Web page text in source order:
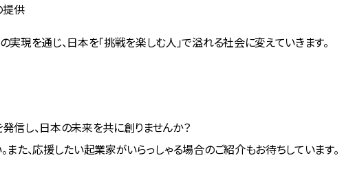
提供
現を通じ、日本を「挑戦を楽しむ人」で溢れる社会に変えていきます。
信し、日本の未来を共に創りませんか？
た、応援したい起業家がいらっしゃる場合のご紹介もお待ちしています。